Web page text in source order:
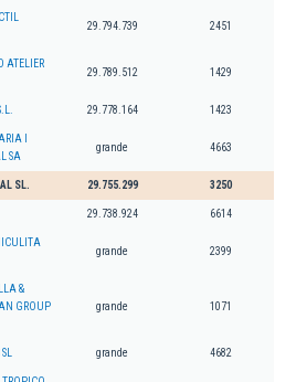
29.794.739 2451
ATELIER
29.789.512 1429
29.778.164 1423
I
SA
grande 4663
SL. 29.755.299 3250
29.738.924 6614
grande 2399
&
GROUP
grande 1071
grande 4682